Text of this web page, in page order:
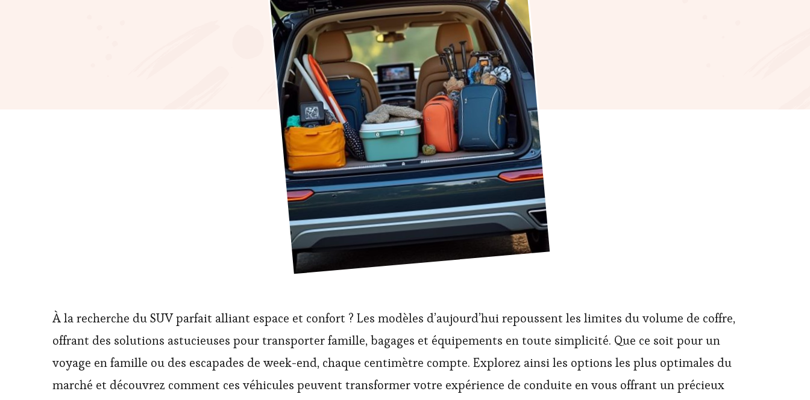
À la recherche du SUV parfait alliant espace et confort ? Les modèles d’aujourd’hui repoussent les limites du volume de coffre,
offrant des solutions astucieuses pour transporter famille, bagages et équipements en toute simplicité. Que ce soit pour un
voyage en famille ou des escapades de week-end, chaque centimètre compte. Explorez ainsi les options les plus optimales du
marché et découvrez comment ces véhicules peuvent transformer votre expérience de conduite en vous offrant un précieux